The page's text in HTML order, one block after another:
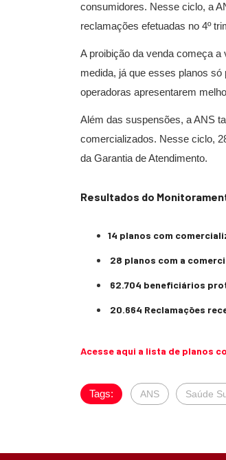
consumidores. Nesse ciclo, a
reclamações efetuadas no 4º
A proibição da venda começa a
medida, já que esses planos
operadoras apresentarem
Além das suspensões, a ANS
comercializados. Nesse ciclo,
da Garantia de Atendimento.
Resultados do
14 planos com
28 planos com a
62.704 beneficiários
20.664 Reclamações
Acesse aqui a lista de planos
Tags: ANS Saúde